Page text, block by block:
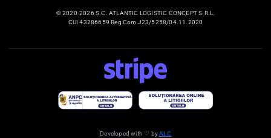
© 2020-2026 S.C. ATLANTIC LOGISTIC CONCEPT S.R.L.
CUI 43286659 Reg Com J23/5258/04.11.2020
Developed with ♡ byALC